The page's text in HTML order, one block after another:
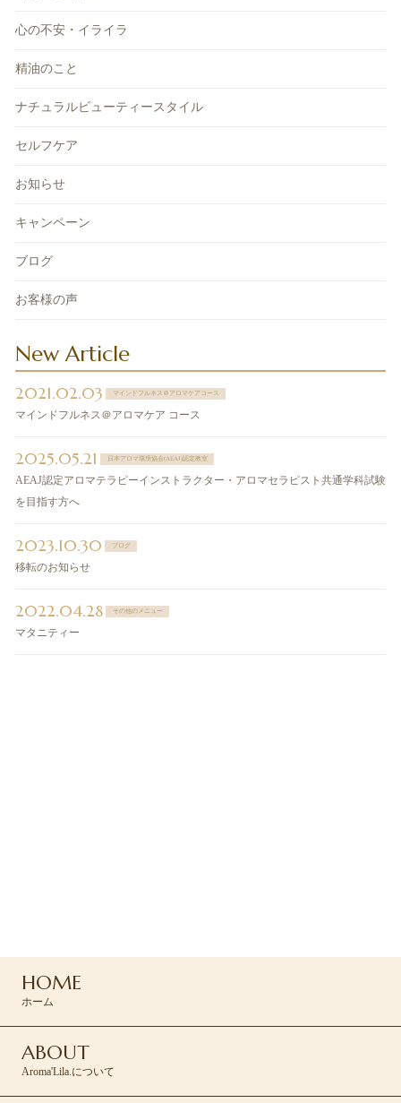
心の不安・イライラ
精油のこと
ナチュラルビューティースタイル
セルフケア
お知らせ
キャンペーン
ブログ
お客様の声
New Article
2021.02.03 マインドフルネス＠アロマケアコース
マインドフルネス＠アロマケア コース
2025.05.21 日本アロマ環境協会(AEAJ)認定教室
AEAJ認定アロマテラピーインストラクター・アロマセラピスト共通学科試験
を目指す方へ
2023.10.30 ブログ
移転のお知らせ
2022.04.28 その他のメニュー
マタニティー
HOME
ホーム
ABOUT
Aroma'Lila.について